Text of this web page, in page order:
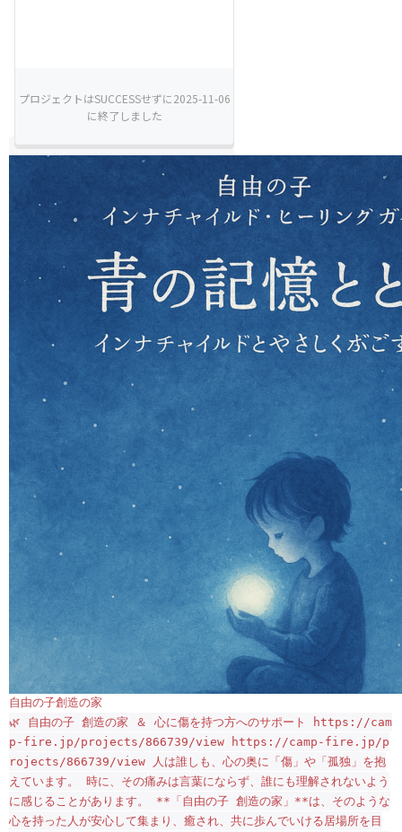
自由の子創造の家
🌿 自由の子 創造の家 ＆ 心に傷を持つ方へのサポート https://cam
p-fire.jp/projects/866739/view https://camp-fire.jp/p
rojects/866739/view 人は誰しも、心の奥に「傷」や「孤独」を抱
えています。 時に、その痛みは言葉にならず、誰にも理解されないよう
に感じることがあります。 **「自由の子 創造の家」**は、そのような
心を持った人が安心して集まり、癒され、共に歩んでいける居場所を目